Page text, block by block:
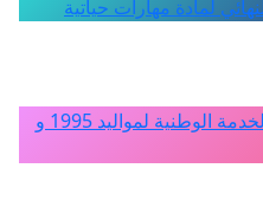
لمادة مهارات حياتية
استصدار إعفاء من إلتزامات الخدمة الوطنية لمواليد 1995 و